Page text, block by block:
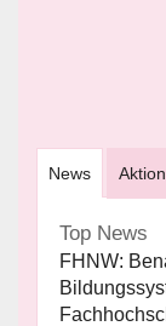
News Aktion
Top News
FHNW: